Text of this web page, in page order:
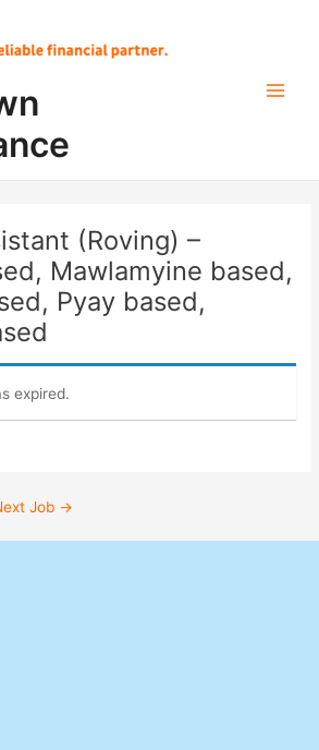
(Roving) –
Mawlamyine based,
Pyay based,
expired.
Job →